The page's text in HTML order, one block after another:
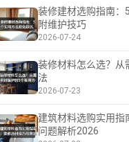
装修建材选购指南：
附维护技巧
2026-07-24
装修材料怎么选？从
法
2026-07-23
建筑材料选购实用指
问题解析2026